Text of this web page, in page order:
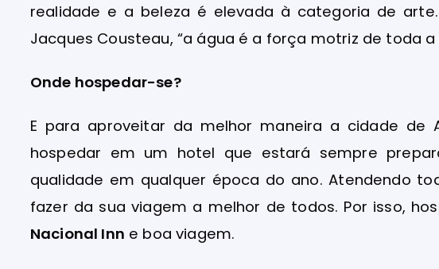
realidade e a beleza é elevada à categoria de
Jacques Cousteau, “a água é a força motriz de toda a
Onde hospedar-se?
E para aproveitar da melhor maneira a cidade de
hospedar em um hotel que estará sempre
qualidade em qualquer época do ano. Atendendo
fazer da sua viagem a melhor de todos. Por isso,
Nacional Inn e boa viagem.